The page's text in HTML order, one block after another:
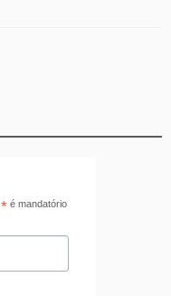
*é mandatório